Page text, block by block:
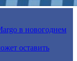
в новогоднем
оставить